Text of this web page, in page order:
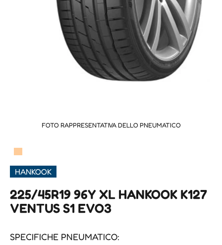
FOTO RAPPRESENTATIVA DELLO PNEUMATICO
▀
HANKOOK
225/45R19 96Y XL HANKOOK K127
VENTUS S1 EVO3
SPECIFICHE PNEUMATICO: